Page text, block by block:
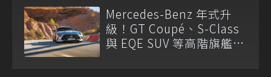
程！
Mercedes-Benz 年式升
級！GT Coupé、S-Class
與 EQE SUV 等高階旗艦車